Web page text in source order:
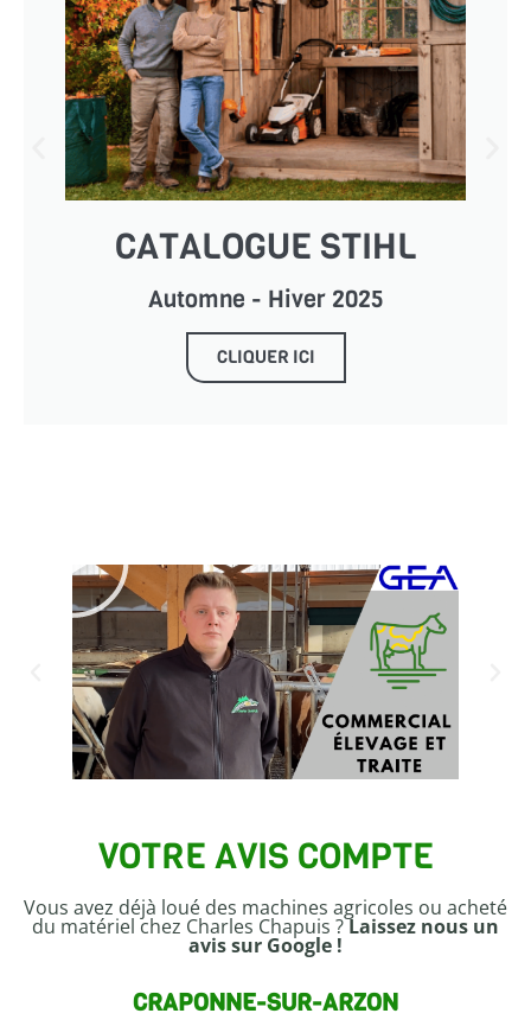
CATALOGUE STIHL
Automne - Hiver 2025
CLIQUER ICI
VOTRE AVIS COMPTE
Vous avez déjà loué des machines agricoles ou acheté
du matériel chez Charles Chapuis ?Laissez nous un
avis sur Google !
CRAPONNE-SUR-ARZON​